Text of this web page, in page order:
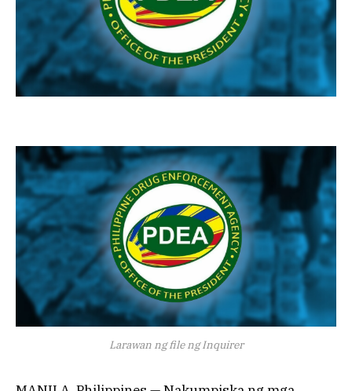
Larawan ng file ng Inquirer